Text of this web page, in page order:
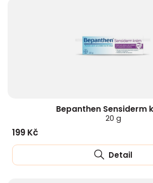
Bepanthen Sensiderm
20 g
199 Kč
Detail